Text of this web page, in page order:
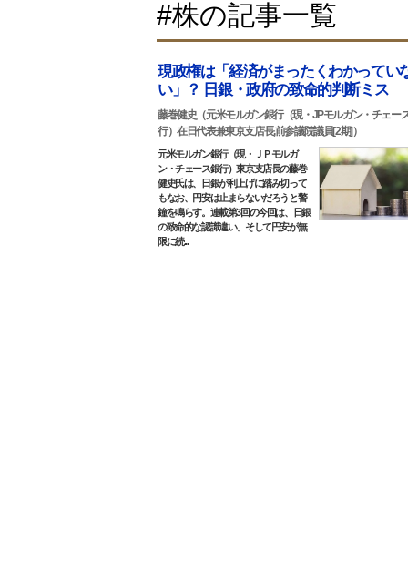
#株の記事一覧
現政権は「経済がまったくわかってい
い」？ 日銀・政府の致命的判断ミス
藤巻健史（元米モルガン銀行（現・JPモルガン・チェー
行）在日代表兼東京支店長,前参議院議員[2期]）
元米モルガン銀行（現・ＪＰモルガ
ン・チェース銀行）東京支店長の藤巻
健史氏は、日銀が利上げに踏み切って
もなお、円安は止まらないだろうと警
鐘を鳴らす。連載第3回の今回は、日銀
の致命的な認識違い、そして円安が無
限に続...